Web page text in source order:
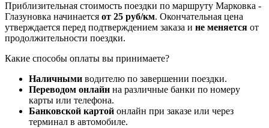
Приблизительная стоимость поездки по маршруту Марковка -
Глазуновка начинается от 25 руб/км. Окончательная цена
утверждается перед подтверждением заказа и не меняется от
продолжительности поездки.
Какие способы оплаты вы принимаете?
Наличными водителю по завершении поездки.
Переводом онлайн на различные банки по номеру
карты или телефона.
Банковской картой онлайн при заказе или через
терминал в автомобиле.